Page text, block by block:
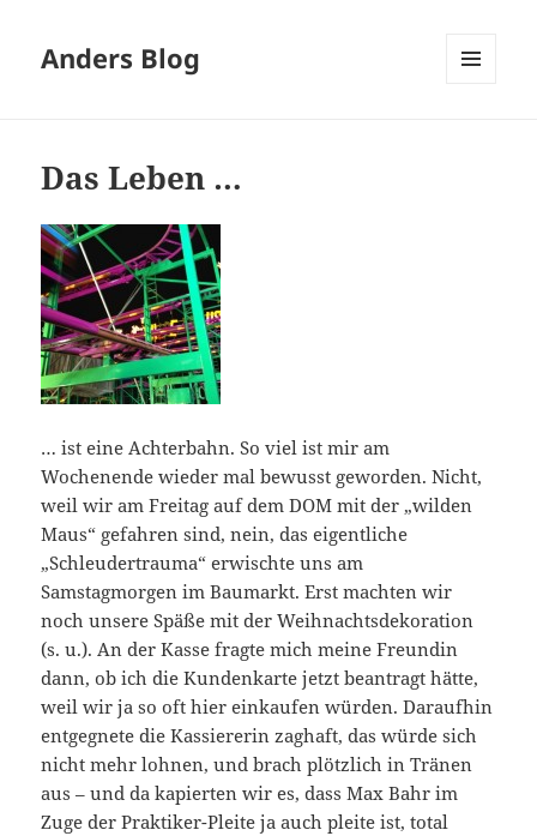
Anders Blog
Das Leben …
… ist eine Achterbahn. So viel ist mir am
Wochenende wieder mal bewusst geworden. Nicht,
weil wir am Freitag auf dem DOM mit der „wilden
Maus“ gefahren sind, nein, das eigentliche
„Schleudertrauma“ erwischte uns am
Samstagmorgen im Baumarkt. Erst machten wir
noch unsere Späße mit der Weihnachtsdekoration
(s. u.). An der Kasse fragte mich meine Freundin
dann, ob ich die Kundenkarte jetzt beantragt hätte,
weil wir ja so oft hier einkaufen würden. Daraufhin
entgegnete die Kassiererin zaghaft, das würde sich
nicht mehr lohnen, und brach plötzlich in Tränen
aus – und da kapierten wir es, dass Max Bahr im
Zuge der Praktiker-Pleite ja auch pleite ist, total